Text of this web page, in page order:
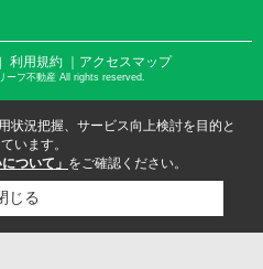
｜ 利用規約 ｜アクセスマップ
ーフ不動産 All rights reserved.
状況把握、サービス向上検討を目的と
います。
ついて」 をご確認ください。
じる